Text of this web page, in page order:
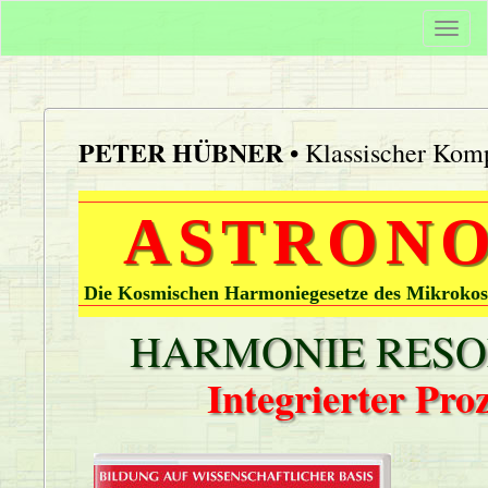
PETER HÜBNER• Klassischer
Die Kosmischen Harmoniegesetze des
HARMONIE
Integrierter